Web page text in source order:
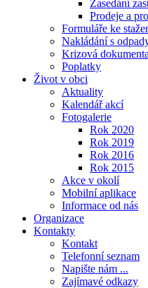
Zasedání
Prodeje a
Formuláře ke
Nakládání s
Krizová
Poplatky
Život v obci
Aktuality
Kalendář akcí
Fotogalerie
Rok 2020
Rok 2019
Rok 2016
Rok 2015
Akce v okolí
Mobilní aplikace
Informace od nás
Organizace
Kontakty
Kontakt
Telefonní seznam
Napište nám ...
Zajímavé odkazy